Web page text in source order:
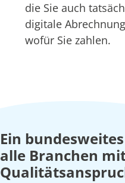
die Sie auch
digitale
wofür Sie zahlen.
Ein
alle Branchen